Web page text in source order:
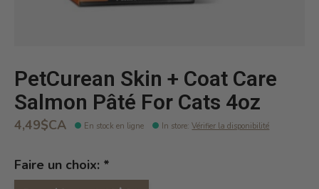
PetCurean Skin + Coat Care
Salmon Pâté For Cats 4oz
4,49$CA En stock en ligne In store:Vérifier la disponibilité
Faire un choix: *